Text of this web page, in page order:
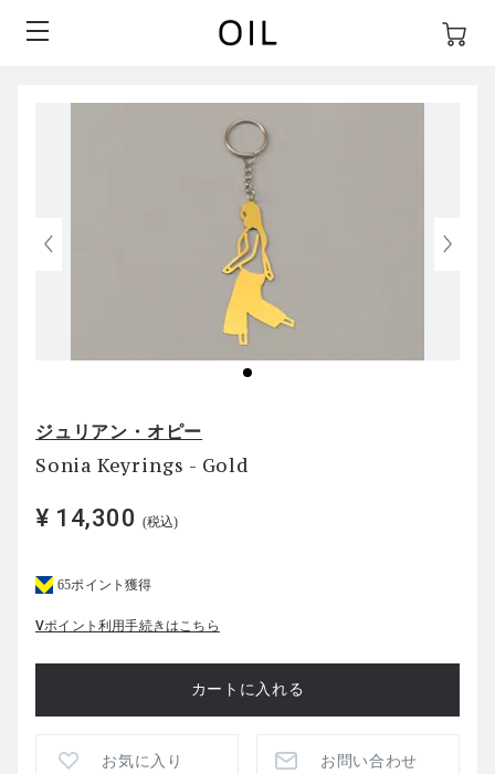
ジュリアン・オピー
Sonia Keyrings - Gold
¥ 14,300 (税込)
65ポイント獲得
Vポイント利用手続きはこちら
お気に入り お問い合わせ